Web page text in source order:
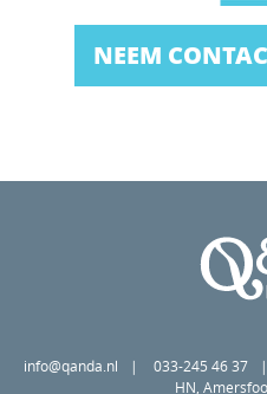
NEEM
info@qanda.nl 033-245 46 37
HN,